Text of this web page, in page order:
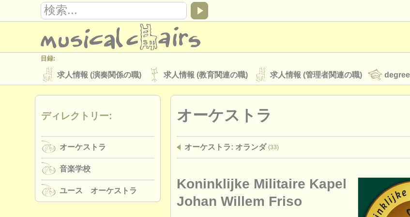
目録:
求人情報 (演奏関係の職) 求人情報 (教育関連の職) 求人情報 (管理者関連の職)
楽器の販売 盗まれた楽器
ディレクトリー:
musicalchairs:
musicalchairsについて
出版社:
掲載方法 find out about our ATS ATS faq ログイン
オーケストラ
オーケストラ: オランダ (33)
Koninklijke Militaire Kapel
Johan Willem Friso
ディレクトリー:
オーケストラ
音楽学校
ユース オーケストラ